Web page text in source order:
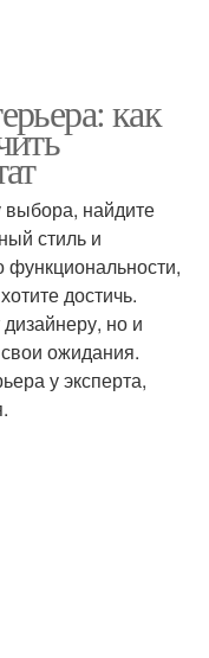
как
выбора, найдите
стиль и
функциональности,
достичь.
но и
ожидания.
у эксперта,